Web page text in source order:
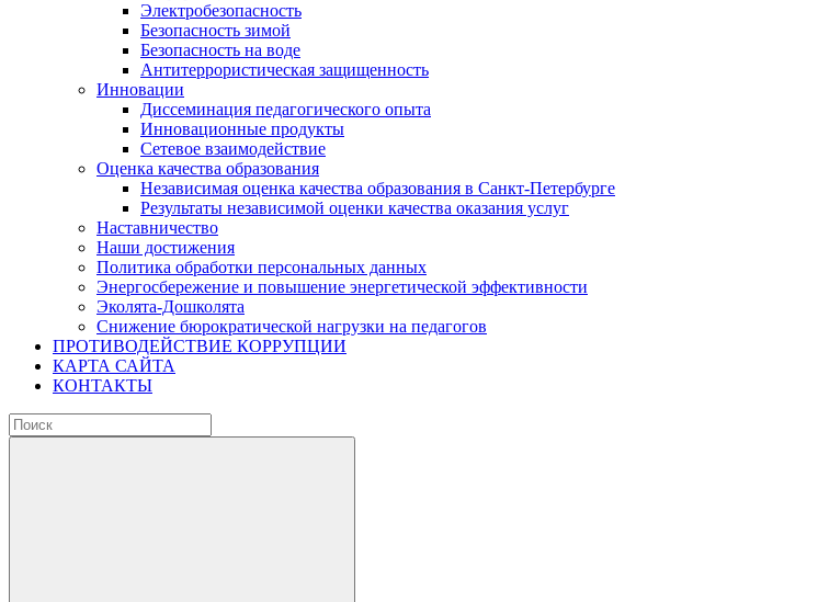
Электробезопасность
Безопасность зимой
Безопасность на воде
Антитеррористическая защищенность
Инновации
Диссеминация педагогического опыта
Инновационные продукты
Сетевое взаимодействие
Оценка качества образования
Независимая оценка качества образования в Санкт-Петербурге
Результаты независимой оценки качества оказания услуг
Наставничество
Наши достижения
Политика обработки персональных данных
Энергосбережение и повышение энергетической эффективности
Эколята-Дошколята
Снижение бюрократической нагрузки на педагогов
ПРОТИВОДЕЙСТВИЕ КОРРУПЦИИ
КАРТА САЙТА
КОНТАКТЫ